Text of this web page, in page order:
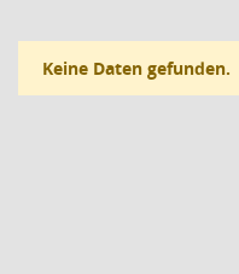
Keine Daten gefunden.